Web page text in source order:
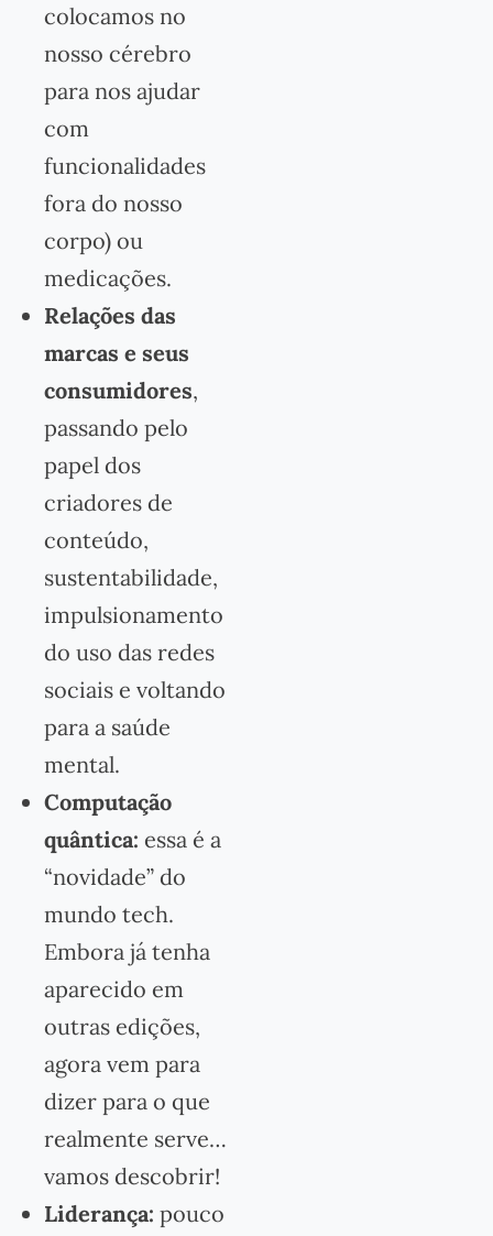
colocamos no
nosso cérebro
para nos ajudar
com
funcionalidades
fora do nosso
corpo) ou
medicações.
Relações das
marcas e seus
consumidores,
passando pelo
papel dos
criadores de
conteúdo,
sustentabilidade,
impulsionamento
do uso das redes
sociais e voltando
para a saúde
mental.
Computação
quântica: essa é a
“novidade” do
mundo tech.
Embora já tenha
aparecido em
outras edições,
agora vem para
dizer para o que
realmente serve…
vamos descobrir!
Liderança: pouco